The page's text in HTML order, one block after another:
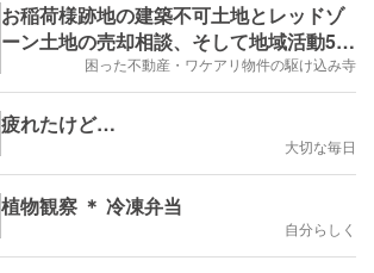
お稲荷様跡地の建築不可土地とレッドゾ
ーン土地の売却相談、そして地域活動5周
困った不動産・ワケアリ物件の駆け込み寺
疲れたけど…
大切な毎日
植物観察 ＊ 冷凍弁当
自分らしく